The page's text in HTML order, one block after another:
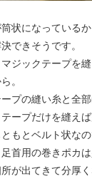
状になっている
できそうです。
ジックテープを
。
プの縫い糸と全
ープだけを縫えば
もとベルト状な
首用の巻きポカ
が出てきて分厚く